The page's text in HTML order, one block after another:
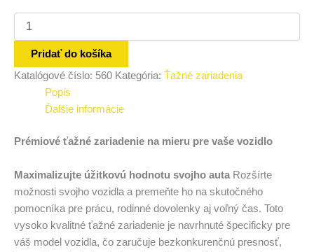
Pridať do košíka
Katalógové číslo: 560 Kategória: Ťažné zariadenia
Popis
Ďalšie informácie
Prémiové ťažné zariadenie na mieru pre vaše vozidlo
Maximalizujte úžitkovú hodnotu svojho auta Rozšírte
možnosti svojho vozidla a premeňte ho na skutočného
pomocníka pre prácu, rodinné dovolenky aj voľný čas. Toto
vysoko kvalitné ťažné zariadenie je navrhnuté špecificky pre
váš model vozidla, čo zaručuje bezkonkurenčnú presnosť,